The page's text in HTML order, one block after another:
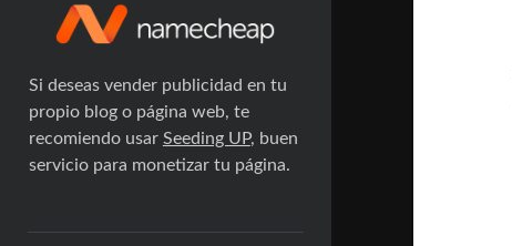
Si deseas vender publicidad en tu
propio blog o página web, te
recomiendo usar Seeding UP, buen
servicio para monetizar tu página.